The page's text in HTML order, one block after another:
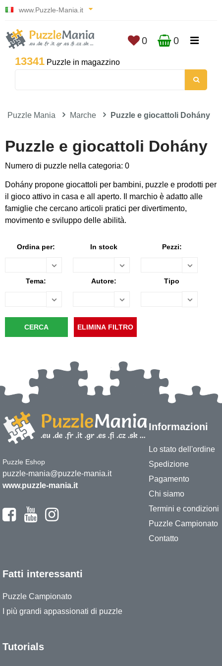
www.Puzzle-Mania.it
13341 Puzzle in magazzino
0 0
Puzzle Mania Marche Puzzle e giocattoli Dohány
Puzzle e giocattoli Dohány
Numero di puzzle nella categoria: 0
Dohány propone giocattoli per bambini, puzzle e prodotti per
il gioco attivo in casa e all aperto. Il marchio è adatto alle
famiglie che cercano articoli pratici per divertimento,
movimento e sviluppo delle abilità.
Ordina per: In stock Pezzi:
Tema: Autore: Tipo
Puzzle Eshop
puzzle-mania@puzzle-mania.it
www.puzzle-mania.it
Informazioni
Lo stato dell'ordine
Spedizione
Pagamento
Chi siamo
Termini e condizioni
Puzzle Campionato
Contatto
Fatti interessanti
Puzzle Campionato
I più grandi appassionati di puzzle
Tutorials